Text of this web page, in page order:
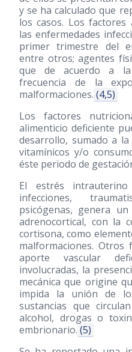
y se ha calculado que
los casos. Los factores
las enfermedades
primer trimestre del
entre otros; agentes
que de acuerdo a
frecuencia de la
malformaciones. (4,5)
Los factores
alimenticio deficiente
desarrollo, sumado a
vitamínicos y/o
éste periodo de
El estrés intrauterino
infecciones,
psicógenas, genera
adrenocortical, con la
cortisona, como
malformaciones.
aporte vascular
involucradas, la
mecánica que origine
impida la unión de
sustancias que
alcohol, drogas o
embrionario. (5)